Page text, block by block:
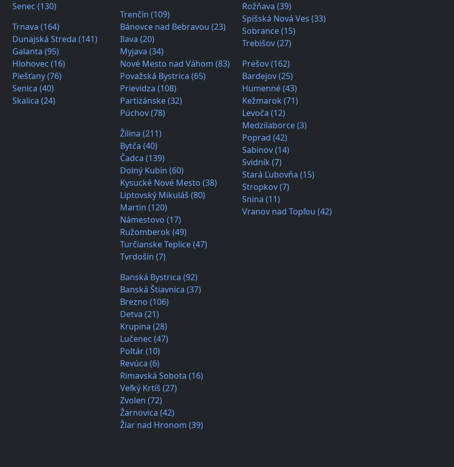
Senec (130)
Trnava (164)
Dunajská Streda (141)
Galanta (95)
Hlohovec (16)
Piešťany (76)
Senica (40)
Skalica (24)
Trenčín (109)
Bánovce nad Bebravou (23)
Ilava (20)
Myjava (34)
Nové Mesto nad Váhom (83)
Považská Bystrica (65)
Prievidza (108)
Partizánske (32)
Púchov (78)
Žilina (211)
Bytča (40)
Čadca (139)
Dolný Kubín (60)
Kysucké Nové Mesto (38)
Liptovský Mikuláš (80)
Martin (120)
Námestovo (17)
Ružomberok (49)
Turčianske Teplice (47)
Tvrdošín (7)
Banská Bystrica (92)
Banská Štiavnica (37)
Brezno (106)
Detva (21)
Krupina (28)
Lučenec (47)
Poltár (10)
Revúca (6)
Rimavská Sobota (16)
Veľký Krtíš (27)
Zvolen (72)
Žarnovica (42)
Žiar nad Hronom (39)
Rožňava (39)
Spišská Nová Ves (33)
Sobrance (15)
Trebišov (27)
Prešov (162)
Bardejov (25)
Humenné (43)
Kežmarok (71)
Levoča (12)
Medzilaborce (3)
Poprad (42)
Sabinov (14)
Svidník (7)
Stará Ľubovňa (15)
Stropkov (7)
Snina (11)
Vranov nad Topľou (42)